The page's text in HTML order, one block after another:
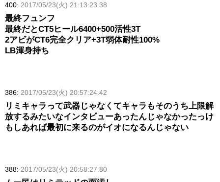
400: 2017/05/23(火) 21:13:23.38
最終フュンフ
最終だとCT5ヒール6400+500活性3T
2アビがCT6完全クリア+3T弱体耐性100%
LB渾身持ち
386: 2017/05/23(火) 20:57:24.42
リミキャラって武器じゃなくてキャラもそのうち上限解
放するみたいなインタビューあったんじゃなかったっけ
もしあれば最初に来るのがイオになるんじゃない
388: 2017/05/23(火) 20:58:27.80